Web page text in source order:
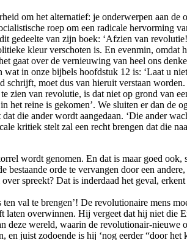
om het alternatief: je onderwerpen aan
roep om een radicale hervorming
gedeelte van zijn boek: ‘Afzien van
kleur verschoten is. En evenmin,
gaat over de vernieuwing van heel ons
in onze bijbels hoofdstuk 12 is: ‘Laat u
schrijft, moet dus van hieruit verstaan worden.
van revolutie, is dat niet op grond van
reine is gekomen’. We sluiten er dan de
die ander wordt aangedaan. ‘Die ander
kritiek stelt zal een recht brengen dat die
wordt genomen. En dat is maar goed
orde te vervangen door een
spreekt? Dat is inderdaad het geval,
val te brengen’! De revolutionaire mens
overwinnen. Hij vergeet dat hij niet die
wereld, waarin de revolutionair-nieuwe
juist zodoende is hij ‘nog eerder “door